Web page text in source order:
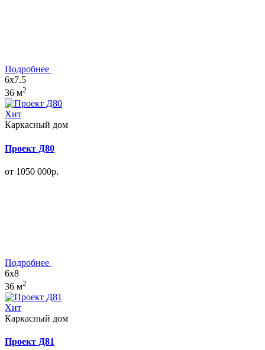
Подробнее
6x7.5
36 м2
Хит
Каркасный дом
Проект Д80
от 1050 000р.
Подробнее
6x8
36 м2
Хит
Каркасный дом
Проект Д81